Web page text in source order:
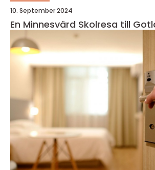
10. September 2024
En Minnesvärd Skolresa till